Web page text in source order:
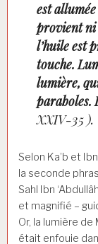
est
provient ni
l’huile est
touche.
lumière,
paraboles.
XXIV-35 ).
Selon Ka’b et
la seconde
Sahl Ibn
et magnifié –
Or, la lumière
était enfouie